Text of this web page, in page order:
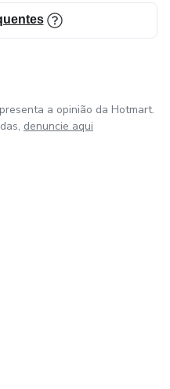
a opinião da Hotmart.
denuncie aqui